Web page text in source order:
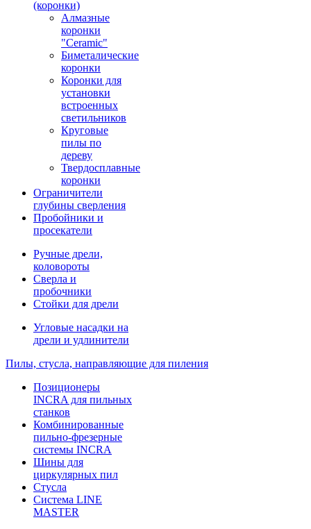
(коронки)
Алмазные
коронки
"Ceramic"
Биметалические
коронки
Коронки для
установки
встроенных
светильников
Круговые
пилы по
дереву
Твердосплавные
коронки
Ограничители
глубины сверления
Пробойники и
просекатели
Ручные дрели,
коловороты
Сверла и
пробочники
Стойки для дрели
Угловые насадки на
дрели и удлинители
Пилы, стусла, направляющие для пиления
Позиционеры
INCRA для пильных
станков
Комбинированные
пильно-фрезерные
системы INCRA
Шины для
циркулярных пил
Стусла
Система LINE
MASTER